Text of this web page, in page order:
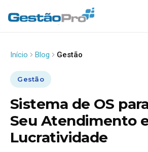
Início Blog Gestão
Gestão
Sistema de OS
Seu Atendimento
Lucratividade